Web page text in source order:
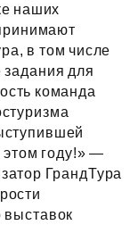
наших
в том числе
задания для
команда
году!» —
ГрандТура
выставок